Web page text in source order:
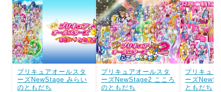
プリキュアオールスタ
ーズNewStage みらい
のともだち
プリキュアオールスタ
ーズNewStage2 こころ
のともだち
プリキュ
ーズ
ともだち